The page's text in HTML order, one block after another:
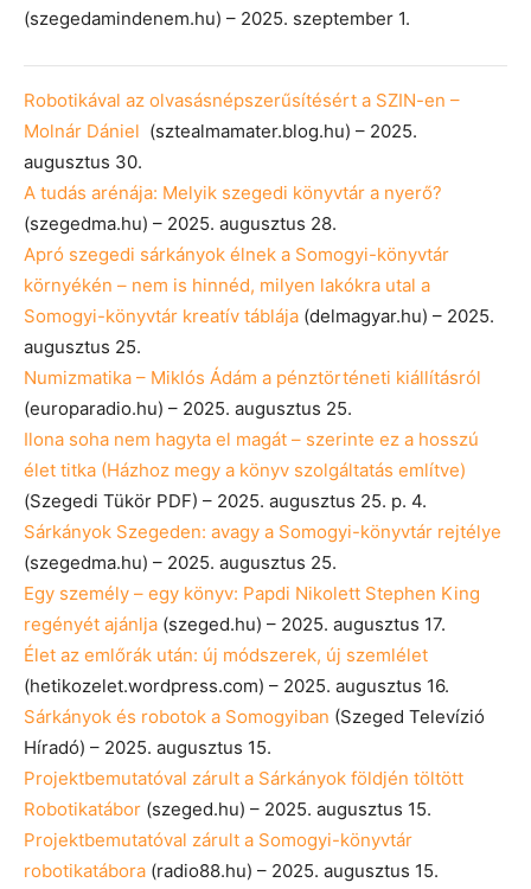
(szegedamindenem.hu) – 2025. szeptember 1.
Robotikával az olvasásnépszerűsítésért a SZIN-en –
Molnár Dániel (sztealmamater.blog.hu) – 2025.
augusztus 30.
A tudás arénája: Melyik szegedi könyvtár a nyerő?
(szegedma.hu) – 2025. augusztus 28.
Apró szegedi sárkányok élnek a Somogyi-könyvtár
környékén – nem is hinnéd, milyen lakókra utal a
Somogyi-könyvtár kreatív táblája (delmagyar.hu) – 2025.
augusztus 25.
Numizmatika – Miklós Ádám a pénztörténeti kiállításról
(europaradio.hu) – 2025. augusztus 25.
Ilona soha nem hagyta el magát – szerinte ez a hosszú
élet titka (Házhoz megy a könyv szolgáltatás említve)
(Szegedi Tükör PDF) – 2025. augusztus 25. p. 4.
Sárkányok Szegeden: avagy a Somogyi-könyvtár rejtélye
(szegedma.hu) – 2025. augusztus 25.
Egy személy – egy könyv: Papdi Nikolett Stephen King
regényét ajánlja (szeged.hu) – 2025. augusztus 17.
Élet az emlőrák után: új módszerek, új szemlélet
(hetikozelet.wordpress.com) – 2025. augusztus 16.
Sárkányok és robotok a Somogyiban (Szeged Televízió
Híradó) – 2025. augusztus 15.
Projektbemutatóval zárult a Sárkányok földjén töltött
Robotikatábor (szeged.hu) – 2025. augusztus 15.
Projektbemutatóval zárult a Somogyi-könyvtár
robotikatábora (radio88.hu) – 2025. augusztus 15.